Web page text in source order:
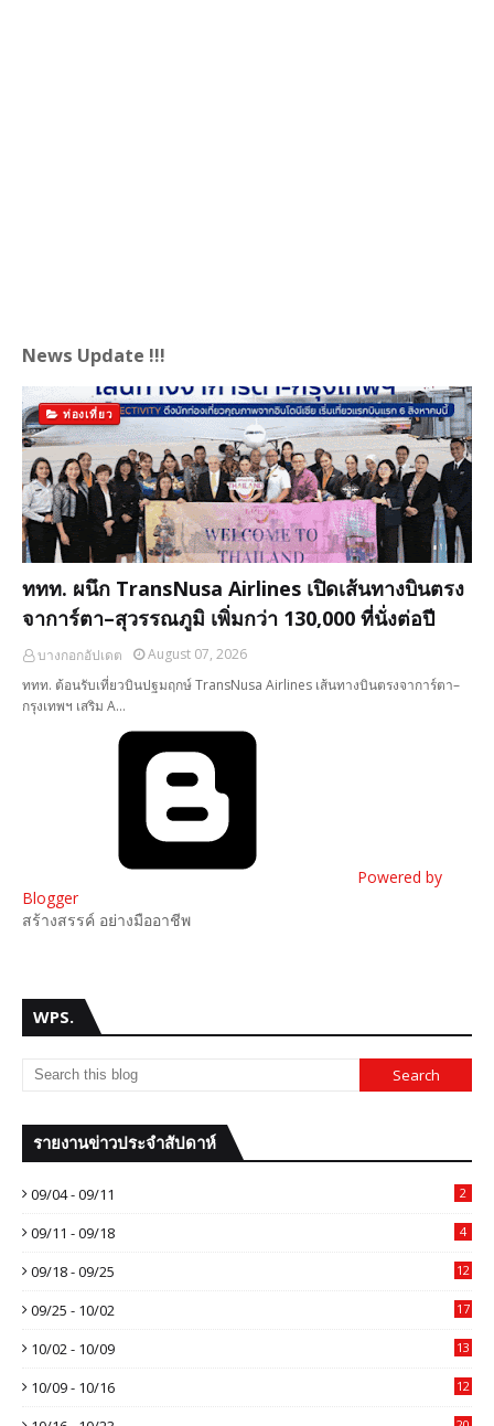
News Update !!!
ท่องเที่ยว
ททท. ผนึก TransNusa Airlines เปิดเส้นทางบินตรง
จาการ์ตา–สุวรรณภูมิ เพิ่มกว่า 130,000 ที่นั่งต่อปี
บางกอกอัปเดต
August 07, 2026
ททท. ต้อนรับเที่ยวบินปฐมฤกษ์ TransNusa Airlines เส้นทางบินตรงจาการ์ตา–
กรุงเทพฯ เสริม A…
Powered by
Blogger
สร้างสรรค์ อย่างมืออาชีพ
WPS.
รายงานข่าวประจำสัปดาห์
09/04 - 09/11 2
09/11 - 09/18 4
09/18 - 09/25 12
09/25 - 10/02 17
10/02 - 10/09 13
10/09 - 10/16 12